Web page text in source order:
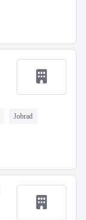
Jobrad